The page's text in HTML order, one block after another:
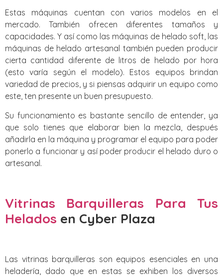
Estas máquinas cuentan con varios modelos en el
mercado. También ofrecen diferentes tamaños y
capacidades. Y así como las máquinas de helado soft, las
máquinas de helado artesanal también pueden producir
cierta cantidad diferente de litros de helado por hora
(esto varía según el modelo). Estos equipos brindan
variedad de precios, y si piensas adquirir un equipo como
este, ten presente un buen presupuesto.
Su funcionamiento es bastante sencillo de entender, ya
que solo tienes que elaborar bien la mezcla, después
añadirla en la máquina y programar el equipo para poder
ponerlo a funcionar y así poder producir el helado duro o
artesanal.
Vitrinas Barquilleras Para Tus
Helados en Cyber Plaza
Las vitrinas barquilleras son equipos esenciales en una
heladería, dado que en estas se exhiben los diversos